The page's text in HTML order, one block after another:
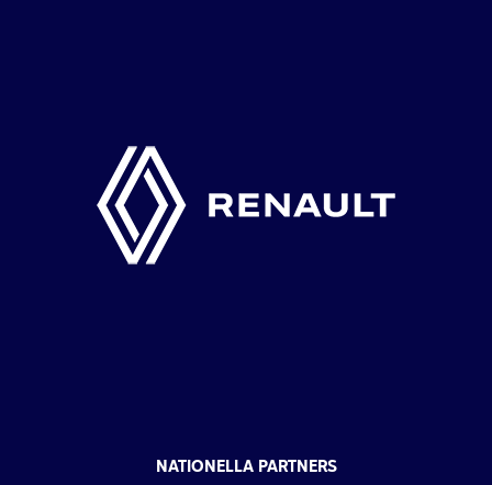
NATIONELLA PARTNERS